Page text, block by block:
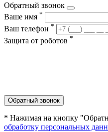
Обратный звонок
Ваше имя *
Ваш телефон *
Защита от роботов *
Обратный звонок
* Нажимая на кнопку
обработку персональных